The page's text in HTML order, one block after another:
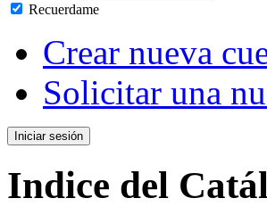
Recuerdame
Crear nueva
Solicitar una
Indice del